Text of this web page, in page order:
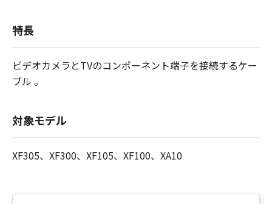
特長
ビデオカメラとTVのコンポーネント端子を接続するケー
ブル 。
対象モデル
XF305、XF300、XF105、XF100、XA10